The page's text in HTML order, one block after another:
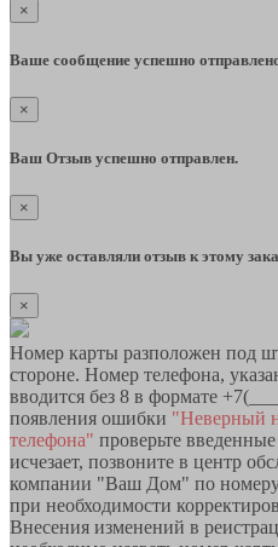
×
Ваше сообщение успешно
×
Ваш Отзыв успешно отправлен.
×
Вы уже оставляли отзыв к этому
×
Номер карты разположен под
стороне. Номер телефона,
вводится без 8 в формате
появления ошибки "Неверный
телефона" проверьте
исчезает, позвоните в центр
компании "Ваш Дом" по
при необходимости
Внесения изменений в